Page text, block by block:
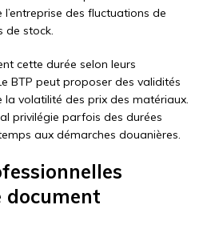
des fluctuations de
de stock.
cette durée selon leurs
BTP peut proposer des validités
la volatilité des prix des matériaux.
privilégie parfois des durées
aux démarches douanières.
document